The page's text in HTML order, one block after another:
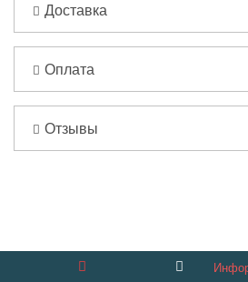
Доставка
Оплата
Отзывы